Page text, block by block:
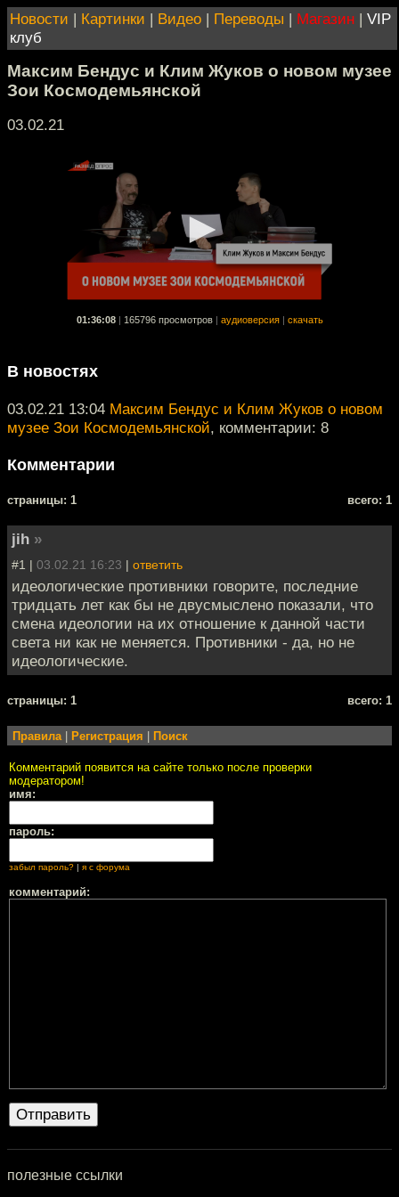
Новости | Картинки | Видео | Переводы | Магазин | VIP
клуб
Максим Бендус и Клим Жуков о новом музее
Зои Космодемьянской
03.02.21
01:36:08 165796 просмотров аудиоверсия скачать
В новостях
03.02.21 13:04 Максим Бендус и Клим Жуков о новом
музее Зои Космодемьянской, комментарии: 8
Комментарии
cтраницы: 1 всего: 1
jih »
#1 | 03.02.21 16:23 | ответить
идеологические противники говорите, последние
тридцать лет как бы не двусмыслено показали, что
смена идеологии на их отношение к данной части
света ни как не меняется. Противники - да, но не
идеологические.
cтраницы: 1 всего: 1
Правила| Регистрация Поиск
Комментарий появится на сайте только после проверки
модератором!
имя:
пароль:
забыл пароль? я с форума
комментарий:
полезные ссылки